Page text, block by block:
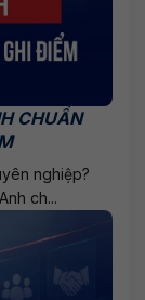
CHUẨN
nghiệp?
ch...